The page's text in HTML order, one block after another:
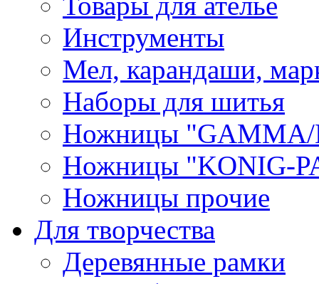
Инструменты
Мел, карандаши,
Наборы для шитья
Ножницы "GAMMA/
Ножницы "KONIG-
Ножницы прочие
Для творчества
Деревянные рамки